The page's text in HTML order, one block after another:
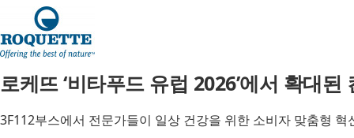
로케뜨 ‘비타푸드 유럽 2026’에서 확대
3F112부스에서 전문가들이 일상 건강을 위한 소비자 맞춤형 혁